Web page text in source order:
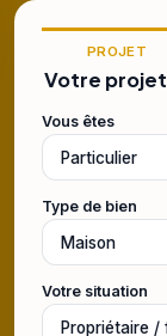
PROJET
Votre projet
Vous êtes
Type de bien
Votre situation